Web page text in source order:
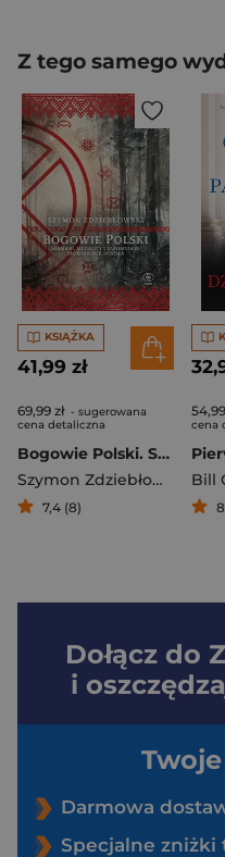
Z tego samego
KSIĄŻKA
41,99 zł
69,99 zł - sugerowana
cena detaliczna
Bogowie Polski. Szamani, megality i zapomniane słowiańskie bóstwa
Szymon Zdziebłowski
7,4 (8)
cena
Bill
Dołącz do
i
Darmowa
Specjalne